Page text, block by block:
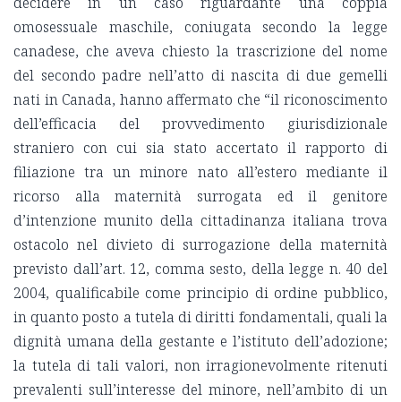
omosessuale maschile, coniugata secondo la legge
canadese, che aveva chiesto la trascrizione del nome
del secondo padre nell’atto di nascita di due gemelli
nati in Canada, hanno affermato che “il riconoscimento
dell’efficacia del provvedimento giurisdizionale
straniero con cui sia stato accertato il rapporto di
filiazione tra un minore nato all’estero mediante il
ricorso alla maternità surrogata ed il genitore
d’intenzione munito della cittadinanza italiana trova
ostacolo nel divieto di surrogazione della maternità
previsto dall’art. 12, comma sesto, della legge n. 40 del
2004, qualificabile come principio di ordine pubblico,
in quanto posto a tutela di diritti fondamentali, quali la
dignità umana della gestante e l’istituto dell’adozione;
la tutela di tali valori, non irragionevolmente ritenuti
prevalenti sull’interesse del minore, nell’ambito di un